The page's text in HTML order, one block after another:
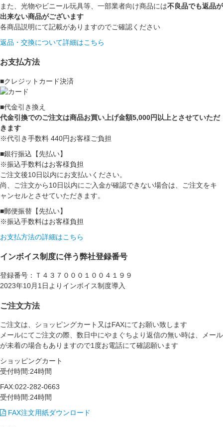
また、光物やビニール玩具等、一部業者向け商品には不良品でも返品が
出来ない商品がございます
各商品説明にて記載がありますのでご確認ください
返品・交換について詳細はこちら
お支払方法
■クレジットカード決済
■代金引き換え
代金引換でのご注文は商品お買い上げ金額5,000円以上とさせていただ
きます
※代引き手数料 440円お客様ご負担
■銀行振込【先払い】
※振込手数料はお客様負担
ご注文後10日以内にお支払いください。
尚、ご注文から10日以内にご入金が確認できない場合は、ご注文をキ
ャンセルとさせていただきます。
■郵便振替【先払い】
※振込手数料はお客様負担
お支払方法の詳細はこちら
インボイス制度に伴う弊社登録番号
登録番号：Ｔ４３７０００１００４１９９
2023年10月1日よりインボイス制度導入
ご注文方法
ご注文は、ショッピングカート又はFAXにてお願い致します
メールにてご注文の際、数日中にやまぐちより返信の無い時は、メール
が未着の場合もありますので1度お電話にて確認願います
ショッピングカート
受付時間:24時間
FAX:022-282-0663
受付時間:24時間
FAX注文用紙ダウンロード